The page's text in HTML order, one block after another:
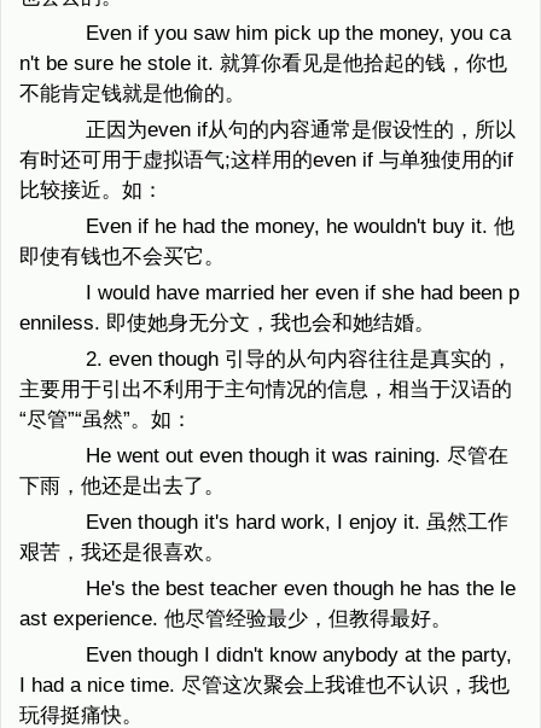
Even if you saw him pick up the money, you ca
n't be sure he stole it. 就算你看见是他拾起的钱，你也
不能肯定钱就是他偷的。
正因为even if从句的内容通常是假设性的，所以
有时还可用于虚拟语气;这样用的even if 与单独使用的if
比较接近。如：
Even if he had the money, he wouldn't buy it. 他
即使有钱也不会买它。
I would have married her even if she had been p
enniless. 即使她身无分文，我也会和她结婚。
2. even though 引导的从句内容往往是真实的，
主要用于引出不利用于主句情况的信息，相当于汉语的
“尽管”“虽然”。如：
He went out even though it was raining. 尽管在
下雨，他还是出去了。
Even though it's hard work, I enjoy it. 虽然工作
艰苦，我还是很喜欢。
He's the best teacher even though he has the le
ast experience. 他尽管经验最少，但教得最好。
Even though I didn't know anybody at the party,
I had a nice time. 尽管这次聚会上我谁也不认识，我也
玩得挺痛快。